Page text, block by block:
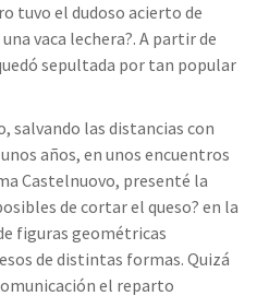
tuvo el dudoso acierto de
vaca lechera?. A partir de
sepultada por tan popular
salvando las distancias con
años, en unos encuentros
Castelnuovo, presenté la
de cortar el queso? en la
figuras geométricas
de distintas formas. Quizá
el reparto